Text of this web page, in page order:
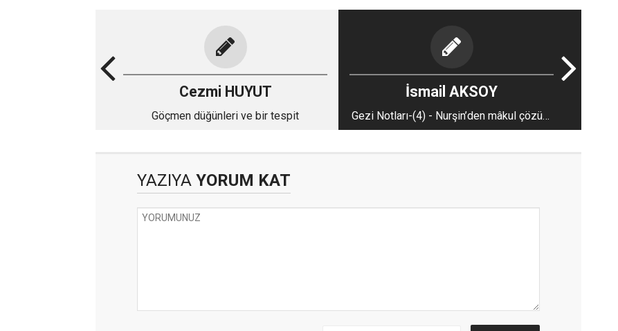
Cezmi HUYUT
Göçmen düğünleri ve bir tespit
İsmail AKSOY
Gezi Notları-(4) - Nurşin’den mâkul çözüm
önerileri
YAZIYA YORUM KAT